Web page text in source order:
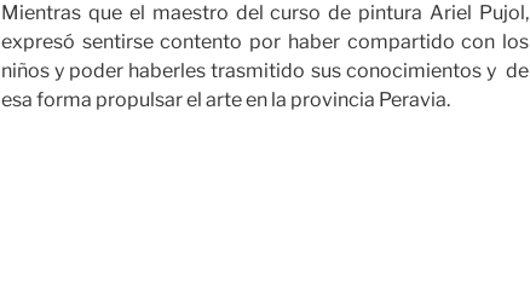
Mientras que el maestro del curso de pintura Ariel Pujol,
expresó sentirse contento por haber compartido con los
niños y poder haberles trasmitido sus conocimientos y de
esa forma propulsar el arte en la provincia Peravia.